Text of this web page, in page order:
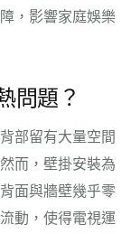
，影響家庭娛樂
問題？
部留有大量空間
而，壁掛安裝為
面與牆壁幾乎零
動，使得電視運